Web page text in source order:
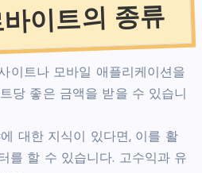
이트의 종류
이트나 모바일 애플리케이션을
당 좋은 금액을 받을 수 있습니
대한 지식이 있다면, 이를 활
를 할 수 있습니다. 고수익과 유